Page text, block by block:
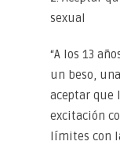
sexual
“A los 13
un beso,
aceptar que
excitación
límites con